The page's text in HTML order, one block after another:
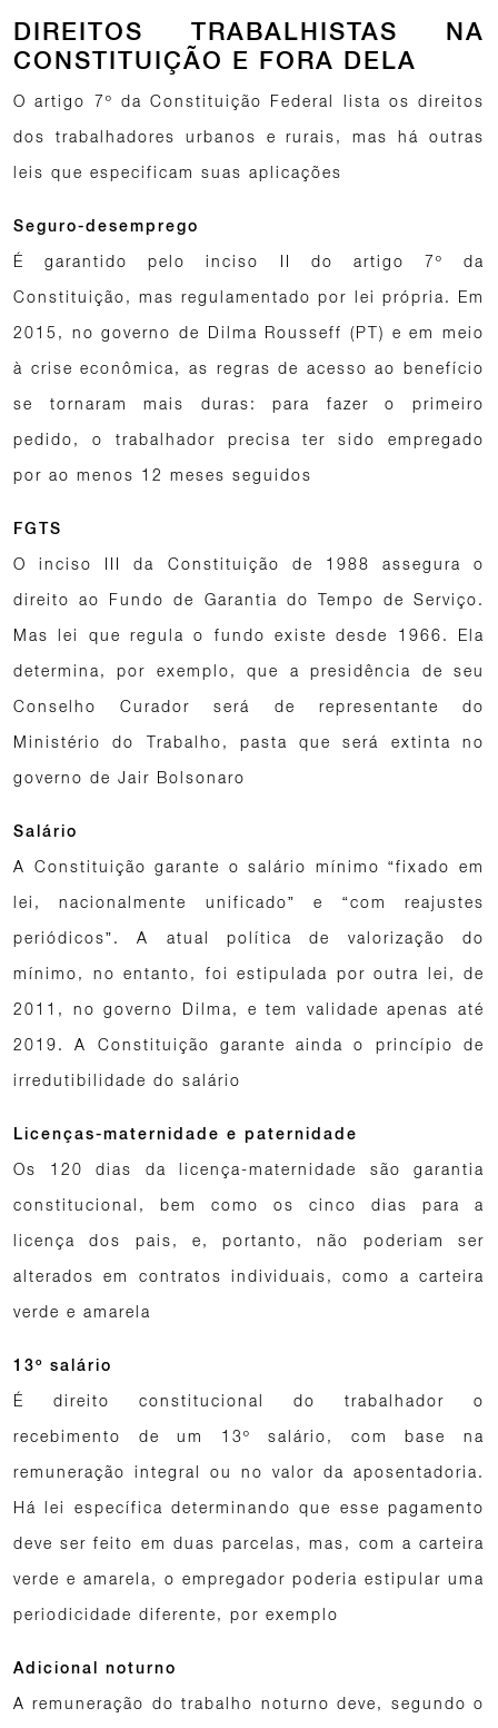
DIREITOS TRABALHISTAS NA
CONSTITUIÇÃO E FORA DELA
O artigo 7º da Constituição Federal lista os direitos
dos trabalhadores urbanos e rurais, mas há outras
leis que especificam suas aplicações
Seguro-desemprego
É garantido pelo inciso II do artigo 7º da
Constituição, mas regulamentado por lei própria. Em
2015, no governo de Dilma Rousseff (PT) e em meio
à crise econômica, as regras de acesso ao benefício
se tornaram mais duras: para fazer o primeiro
pedido, o trabalhador precisa ter sido empregado
por ao menos 12 meses seguidos
FGTS
O inciso III da Constituição de 1988 assegura o
direito ao Fundo de Garantia do Tempo de Serviço.
Mas lei que regula o fundo existe desde 1966. Ela
determina, por exemplo, que a presidência de seu
Conselho Curador será de representante do
Ministério do Trabalho, pasta que será extinta no
governo de Jair Bolsonaro
Salário
A Constituição garante o salário mínimo “fixado em
lei, nacionalmente unificado” e “com reajustes
periódicos”. A atual política de valorização do
mínimo, no entanto, foi estipulada por outra lei, de
2011, no governo Dilma, e tem validade apenas até
2019. A Constituição garante ainda o princípio de
irredutibilidade do salário
Licenças-maternidade e paternidade
Os 120 dias da licença-maternidade são garantia
constitucional, bem como os cinco dias para a
licença dos pais, e, portanto, não poderiam ser
alterados em contratos individuais, como a carteira
verde e amarela
13º salário
É direito constitucional do trabalhador o
recebimento de um 13º salário, com base na
remuneração integral ou no valor da aposentadoria.
Há lei específica determinando que esse pagamento
deve ser feito em duas parcelas, mas, com a carteira
verde e amarela, o empregador poderia estipular uma
periodicidade diferente, por exemplo
Adicional noturno
A remuneração do trabalho noturno deve, segundo o